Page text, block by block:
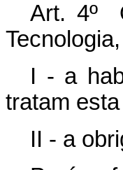
Art. 4º
I - a
tratam
II - a